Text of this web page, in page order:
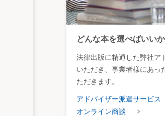
どんな本を選べばいい
法律出版に精通した弊社ア
いただき、事業者様にあっ
ただきます。
アドバイザー派遣サービス
オンライン商談